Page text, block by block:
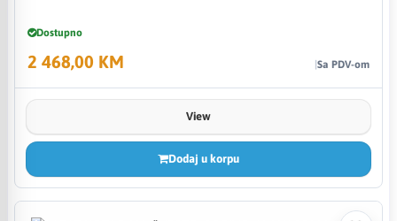
Dostupno
2 468,00 KM Sa PDV-om
View
Dodaj u korpu